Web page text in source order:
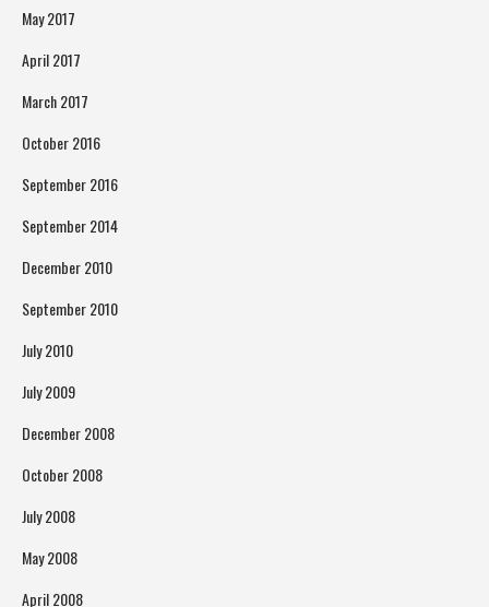
May 2017
April 2017
March 2017
October 2016
September 2016
September 2014
December 2010
September 2010
July 2010
July 2009
December 2008
October 2008
July 2008
May 2008
April 2008